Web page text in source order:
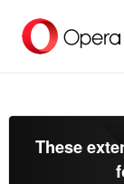
pääsisältöön
These